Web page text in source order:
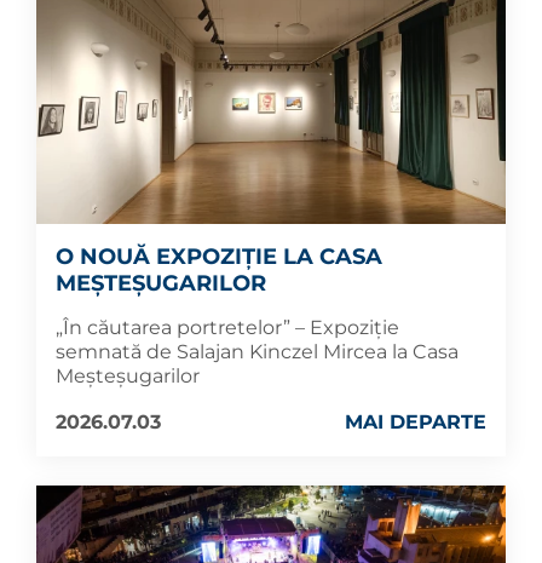
O NOUĂ EXPOZIȚIE LA CASA
MEȘTEȘUGARILOR
„În căutarea portretelor” – Expoziție
semnată de Salajan Kinczel Mircea la Casa
Meșteșugarilor
2026.07.03
MAI DEPARTE